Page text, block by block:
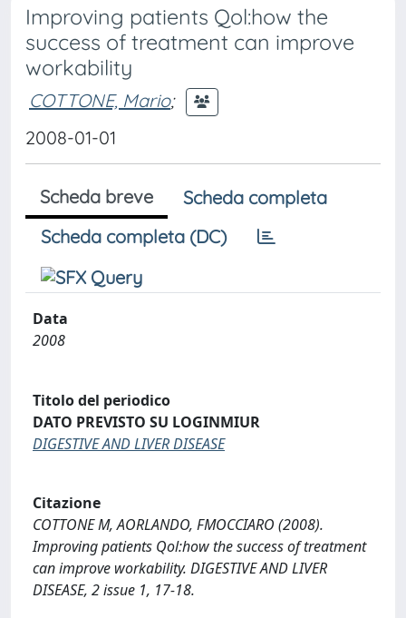
Improving patients Qol:how the
success of treatment can improve
workability
COTTONE, Mario;
2008-01-01
Scheda breve
Scheda completa
Scheda completa (DC)
Data
2008
Titolo del periodico
DATO PREVISTO SU LOGINMIUR
DIGESTIVE AND LIVER DISEASE
Citazione
COTTONE M, AORLANDO, FMOCCIARO (2008).
Improving patients Qol:how the success of treatment
can improve workability. DIGESTIVE AND LIVER
DISEASE, 2 issue 1, 17-18.